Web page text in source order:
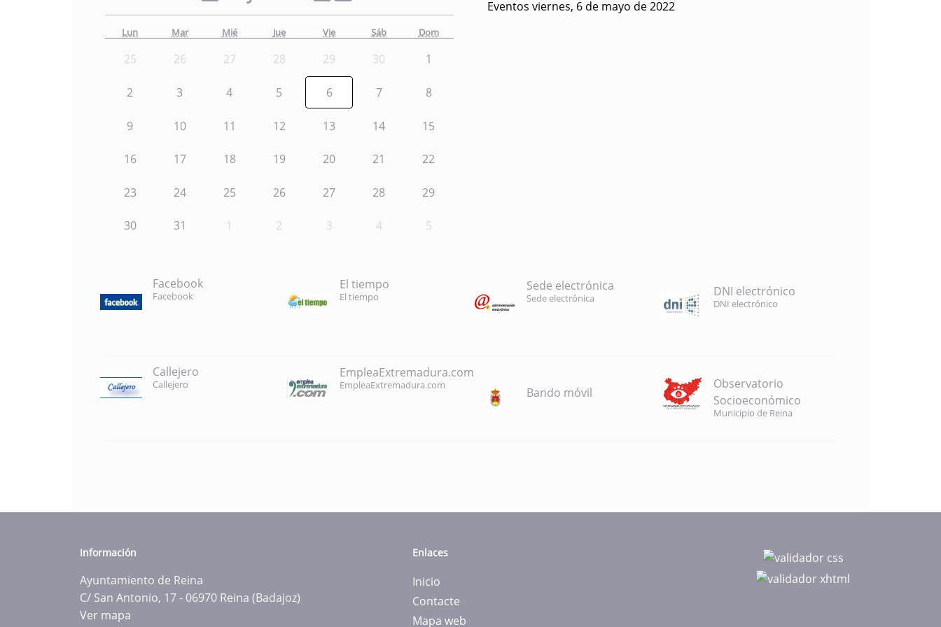
Lun Mar Mié Jue Vie Sáb Dom
25 26 27 28 29 30 1
2 3 4 5 6 7 8
9 10 11 12 13 14 15
16 17 18 19 20 21 22
23 24 25 26 27 28 29
30 31 1 2 3 4 5
Eventos viernes, 6 de mayo de 2022
Facebook
Facebook
El tiempo
El tiempo
Sede electrónica
Sede electrónica DNI electrónico
DNI electrónico
Callejero
Callejero
EmpleaExtremadura.com
EmpleaExtremadura.com
Bando móvil
Observatorio
Socioeconómico
Municipio de Reina
Información
Ayuntamiento de Reina
C/ San Antonio, 17 - 06970 Reina (Badajoz)
Ver mapa
Enlaces
Inicio
Contacte
Mapa web